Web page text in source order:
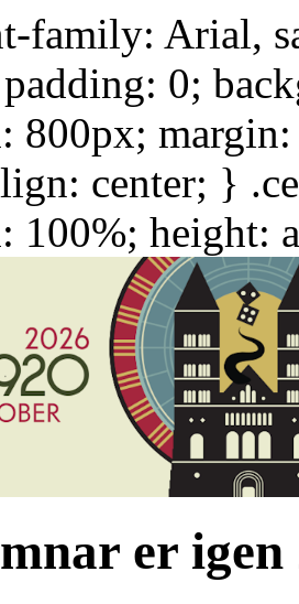
family: Arial,
0;
800px;
center; }
100%; height:
er igen